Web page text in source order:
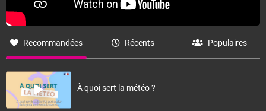
Recommandées Récents Populaires
À quoi sert la météo ?